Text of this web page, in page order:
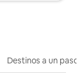
Destinos a un